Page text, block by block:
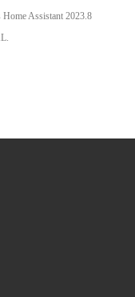
Assistant 2023.8